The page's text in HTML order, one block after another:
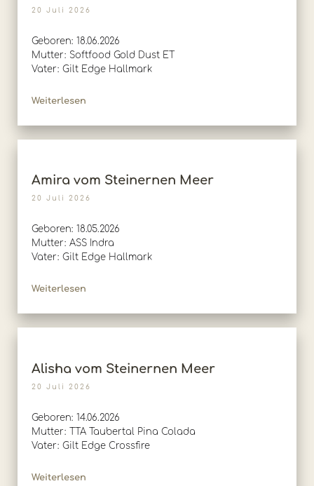
20 Juli 2026
Geboren: 18.06.2026
Mutter: Softfood Gold Dust ET
Vater: Gilt Edge Hallmark
Weiterlesen
Amira vom Steinernen Meer
20 Juli 2026
Geboren: 18.05.2026
Mutter: ASS Indra
Vater: Gilt Edge Hallmark
Weiterlesen
Alisha vom Steinernen Meer
20 Juli 2026
Geboren: 14.06.2026
Mutter: TTA Taubertal Pina Colada
Vater: Gilt Edge Crossfire
Weiterlesen